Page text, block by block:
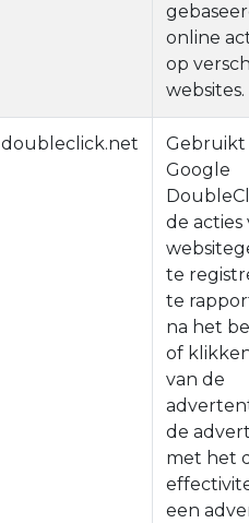
online
op
websites.
doubleclick.net
Gebruikt
Google
de acties
te
te
na het
of
van de
de
met het
een